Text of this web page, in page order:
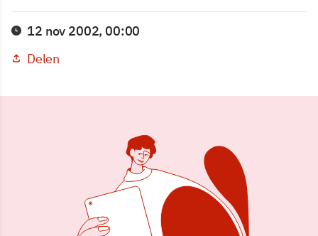
12 nov 2002, 00:00
Delen